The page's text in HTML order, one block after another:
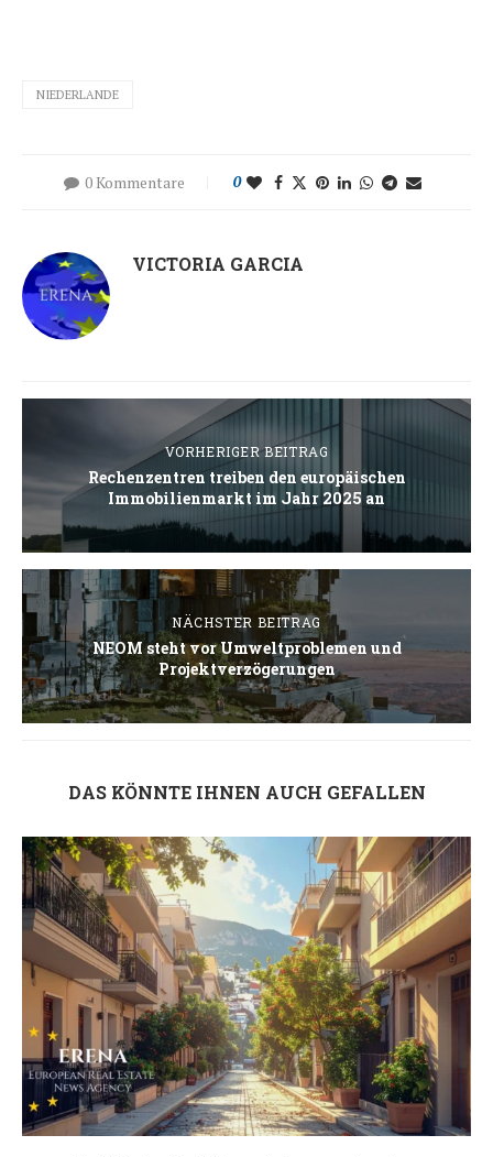
NIEDERLANDE
0 Kommentare 0
VICTORIA GARCIA
VORHERIGER BEITRAG
Rechenzentren treiben den europäischen
Immobilienmarkt im Jahr 2025 an
NÄCHSTER BEITRAG
NEOM steht vor Umweltproblemen und
Projektverzögerungen
DAS KÖNNTE IHNEN AUCH GEFALLEN